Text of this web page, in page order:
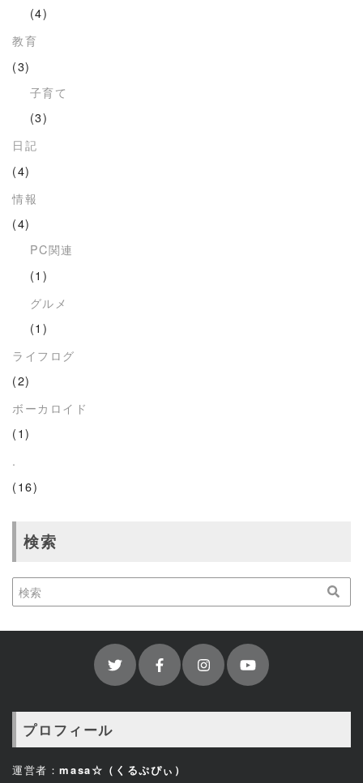
(4)
教育
(3)
子育て
(3)
日記
(4)
情報
(4)
PC関連
(1)
グルメ
(1)
ライフログ
(2)
ボーカロイド
(1)
.
(16)
検索
プロフィール
運営者：masa☆（くるぷぴぃ）